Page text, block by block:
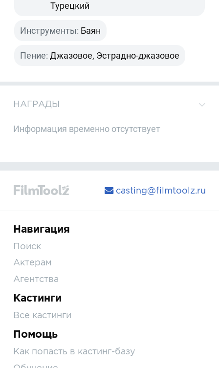
Турецкий
Инструменты: Баян
Пение: Джазовое, Эстрадно-джазовое
НАГРАДЫ
Информация временно отсутствует
casting@filmtoolz.ru
Навигация
Поиск
Актерам
Агентства
Кастинги
Все кастинги
Помощь
Как попасть в кастинг-базу